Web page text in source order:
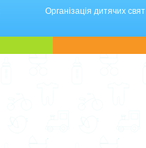
Організація дитячих свят